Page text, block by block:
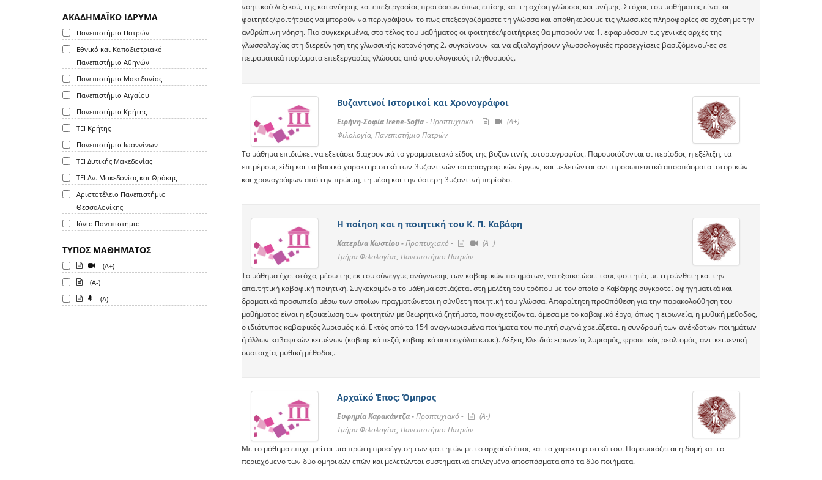
ΑΚΑΔΗΜΑΪΚΟ ΙΔΡΥΜΑ
Πανεπιστήμιο Πατρών
Εθνικό και Καποδιστριακό
Πανεπιστήμιο Αθηνών
Πανεπιστήμιο Μακεδονίας
Πανεπιστήμιο Αιγαίου
Πανεπιστήμιο Κρήτης
ΤΕΙ Κρήτης
Πανεπιστήμιο Ιωαννίνων
ΤΕΙ Δυτικής Μακεδονίας
ΤΕΙ Αν. Μακεδονίας και Θράκης
Αριστοτέλειο Πανεπιστήμιο
Θεσσαλονίκης
Ιόνιο Πανεπιστήμιο
ΤΥΠΟΣ ΜΑΘΗΜΑΤΟΣ
(A+)
(A-)
(A)
νοητικού λεξικού, της κατανόησης και επεξεργασίας προτάσεων όπως επίσης και τη σχέση γλώσσας και µνήµης. Στόχος του µαθήµατος είναι οι
φοιτητές/φοιτήτριες να µπορούν να περιγράψουν το πως επεξεργαζόµαστε τη γλώσσα και αποθηκεύουµε τις γλωσσικές πληροφορίες σε σχέση µε την
ανθρώπινη νόηση. Πιο συγκεκριµένα, στο τέλος του µαθήµατος οι φοιτητές/φοιτήτριες θα µπορούν να: 1. εφαρµόσουν τις γενικές αρχές της
γλωσσολογίας στη διερεύνηση της γλωσσικής κατανόησης 2. συγκρίνουν και να αξιολογήσουν γλωσσολογικές προσεγγίσεις βασιζόµενοι/-ες σε
πειραµατικά πορίσµατα επεξεργασίας γλώσσας από φυσιολογικούς πληθυσµούς.
Βυζαντινοί Ιστορικοί και Χρονογράφοι
Ειρήνη-Σοφία Irene-Sofia -Προπτυχιακό -
(A+)
Φιλολογία, Πανεπιστήμιο Πατρών
Το μάθημα επιδιώκει να εξετάσει διαχρονικά το γραμματειακό είδος της βυζαντινής ιστοριογραφίας. Παρουσιάζονται οι περίοδοι, η εξέλιξη, τα
επιμέρους είδη και τα βασικά χαρακτηριστικά των βυζαντινών ιστοριογραφικών έργων, και μελετώνται αντιπροσωπευτικά αποσπάσματα ιστορικών
και χρονογράφων από την πρώιμη, τη μέση και την ύστερη βυζαντινή περίοδο.
Η ποίηση και η ποιητική του Κ. Π. Καβάφη
Κατερίνα Κωστίου -Προπτυχιακό -
(A+)
Τμήμα Φιλολογίας, Πανεπιστήμιο Πατρών
Το μάθημα έχει στόχο, μέσω της εκ του σύνεγγυς ανάγνωσης των καβαφικών ποιημάτων, να εξοικειώσει τους φοιτητές με τη σύνθετη και την
απαιτητική καβαφική ποιητική. Συγκεκριμένα το μάθημα εστιάζεται στη μελέτη του τρόπου με τον οποίο ο Καβάφης συγκροτεί αφηγηματικά και
δραματικά προσωπεία μέσω των οποίων πραγματώνεται η σύνθετη ποιητική του γλώσσα. Απαραίτητη προϋπόθεση για την παρακολούθηση του
μαθήματος είναι η εξοικείωση των φοιτητών με θεωρητικά ζητήματα, που σχετίζονται άμεσα με το καβαφικό έργο, όπως η ειρωνεία, η μυθική μέθοδος,
ο ιδιότυπος καβαφικός λυρισμός κ.ά. Εκτός από τα 154 αναγνωρισμένα ποιήματα του ποιητή συχνά χρειάζεται η συνδρομή των ανέκδοτων ποιημάτων
ή άλλων καβαφικών κειμένων (καβαφικά πεζά, καβαφικά αυτοσχόλια κ.ο.κ.). Λέξεις Κλειδιά: ειρωνεία, λυρισμός, φραστικός ρεαλισμός, αντικειμενική
συστοιχία, μυθική μέθοδος.
Αρχαϊκό Έπος: Όμηρος
Ευφημία Καρακάντζα -Προπτυχιακό -
(A-)
Τμήμα Φιλολογίας, Πανεπιστήμιο Πατρών
Με το μάθημα επιχειρείται μια πρώτη προσέγγιση των φοιτητών με το αρχαϊκό έπος και τα χαρακτηριστικά του. Παρουσιάζεται η δομή και το
περιεχόμενο των δύο ομηρικών επών και μελετώνται συστηματικά επιλεγμένα αποσπάσματα από τα δύο ποιήματα.